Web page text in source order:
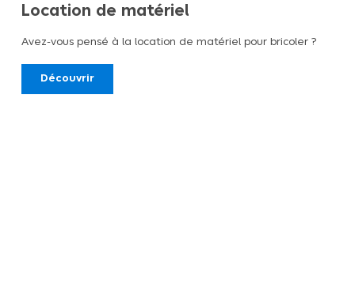
Location de matériel
Avez-vous pensé à la location de matériel pour bricoler ?
Découvrir